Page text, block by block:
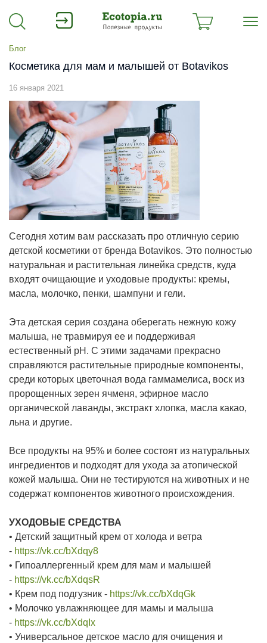
Блог
Косметика для мам и малышей от Botavikos
16 января 2021
Сегодня хотим вам рассказать про отличную серию
детской косметики от бренда Botavikos. Это полностью
натуральная и растительная линейка средств, куда
входят очищающие и уходовые продукты: кремы,
масла, молочко, пенки, шампуни и гели.
Эта детская серия создана оберегать нежную кожу
малыша, не травмируя ее и поддерживая
естественный pH. С этими задачами прекрасно
справляются растительные природные компоненты,
среди которых цветочная вода гаммамелиса, воск из
пророщенных зерен ячменя, эфирное масло
органической лаванды, экстракт хлопка, масла какао,
льна и другие.
Все продукты на 95% и более состоят из натуральных
ингредиентов и подходят для ухода за атопической
кожей малыша. Они не тестируются на животных и не
содержат компонентов животного происхождения.
УХОДОВЫЕ СРЕДСТВА
• Детский защитный крем от холода и ветра
- https://vk.cc/bXdqy8
• Гипоаллергенный крем для мам и малышей
- https://vk.cc/bXdqsR
• Крем под подгузник - https://vk.cc/bXdqGk
• Молочко увлажняющее для мамы и малыша
- https://vk.cc/bXdqIx
• Универсальное детское масло для очищения и